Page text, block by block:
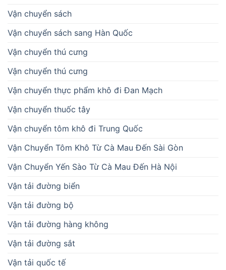
Vận chuyển sách
Vận chuyển sách sang Hàn Quốc
Vận chuyển thú cưng
Vận chuyển thú cưng
Vận chuyển thực phẩm khô đi Đan Mạch
Vận chuyển thuốc tây
Vận chuyển tôm khô đi Trung Quốc
Vận Chuyển Tôm Khô Từ Cà Mau Đến Sài Gòn
Vận Chuyển Yến Sào Từ Cà Mau Đến Hà Nội
Vận tải đường biển
Vận tải đường bộ
Vận tải đường hàng không
Vận tải đường sắt
Vận tải quốc tế